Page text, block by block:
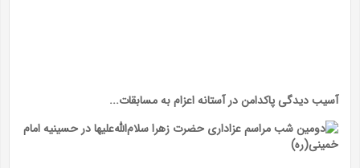
آسیب دیدگی پاکدامن در آستانه اعزام به مسابقات...